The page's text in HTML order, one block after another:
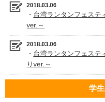
2018.03.06
・ 台湾ランタンフェステ
ver.～
2018.03.06
・ 台湾ランタンフェステ
りver.～
学